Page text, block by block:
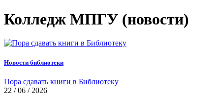
Колледж МПГУ (новости)
Новости библиотеки
Пора сдавать книги в Библиотеку
22 / 06 / 2026